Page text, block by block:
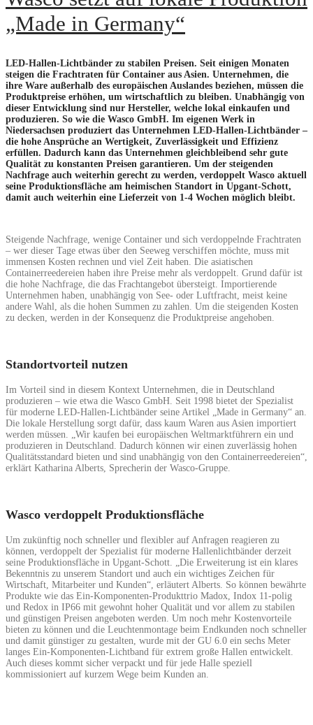
„Made in Germany“
LED-Hallen-Lichtbänder zu stabilen Preisen. Seit einigen Monaten
steigen die Frachtraten für Container aus Asien. Unternehmen, die
ihre Ware außerhalb des europäischen Auslandes beziehen, müssen die
Produktpreise erhöhen, um wirtschaftlich zu bleiben. Unabhängig von
dieser Entwicklung sind nur Hersteller, welche lokal einkaufen und
produzieren. So wie die Wasco GmbH. Im eigenen Werk in
Niedersachsen produziert das Unternehmen LED-Hallen-Lichtbänder –
die hohe Ansprüche an Wertigkeit, Zuverlässigkeit und Effizienz
erfüllen. Dadurch kann das Unternehmen gleichbleibend sehr gute
Qualität zu konstanten Preisen garantieren. Um der steigenden
Nachfrage auch weiterhin gerecht zu werden, verdoppelt Wasco aktuell
seine Produktionsfläche am heimischen Standort in Upgant-Schott,
damit auch weiterhin eine Lieferzeit von 1-4 Wochen möglich bleibt.
Steigende Nachfrage, wenige Container und sich verdoppelnde Frachtraten
– wer dieser Tage etwas über den Seeweg verschiffen möchte, muss mit
immensen Kosten rechnen und viel Zeit haben. Die asiatischen
Containerreedereien haben ihre Preise mehr als verdoppelt. Grund dafür ist
die hohe Nachfrage, die das Frachtangebot übersteigt. Importierende
Unternehmen haben, unabhängig von See- oder Luftfracht, meist keine
andere Wahl, als die hohen Summen zu zahlen. Um die steigenden Kosten
zu decken, werden in der Konsequenz die Produktpreise angehoben.
Standortvorteil nutzen
Im Vorteil sind in diesem Kontext Unternehmen, die in Deutschland
produzieren – wie etwa die Wasco GmbH. Seit 1998 bietet der Spezialist
für moderne LED-Hallen-Lichtbänder seine Artikel „Made in Germany“ an.
Die lokale Herstellung sorgt dafür, dass kaum Waren aus Asien importiert
werden müssen. „Wir kaufen bei europäischen Weltmarktführern ein und
produzieren in Deutschland. Dadurch können wir einen zuverlässig hohen
Qualitätsstandard bieten und sind unabhängig von den Containerreedereien“,
erklärt Katharina Alberts, Sprecherin der Wasco-Gruppe.
Wasco verdoppelt Produktionsfläche
Um zukünftig noch schneller und flexibler auf Anfragen reagieren zu
können, verdoppelt der Spezialist für moderne Hallenlichtbänder derzeit
seine Produktionsfläche in Upgant-Schott. „Die Erweiterung ist ein klares
Bekenntnis zu unserem Standort und auch ein wichtiges Zeichen für
Wirtschaft, Mitarbeiter und Kunden“, erläutert Alberts. So können bewährte
Produkte wie das Ein-Komponenten-Produkttrio Madox, Indox 11-polig
und Redox in IP66 mit gewohnt hoher Qualität und vor allem zu stabilen
und günstigen Preisen angeboten werden. Um noch mehr Kostenvorteile
bieten zu können und die Leuchtenmontage beim Endkunden noch schneller
und damit günstiger zu gestalten, wurde mit der GU 6.0 ein sechs Meter
langes Ein-Komponenten-Lichtband für extrem große Hallen entwickelt.
Auch dieses kommt sicher verpackt und für jede Halle speziell
kommissioniert auf kurzem Wege beim Kunden an.